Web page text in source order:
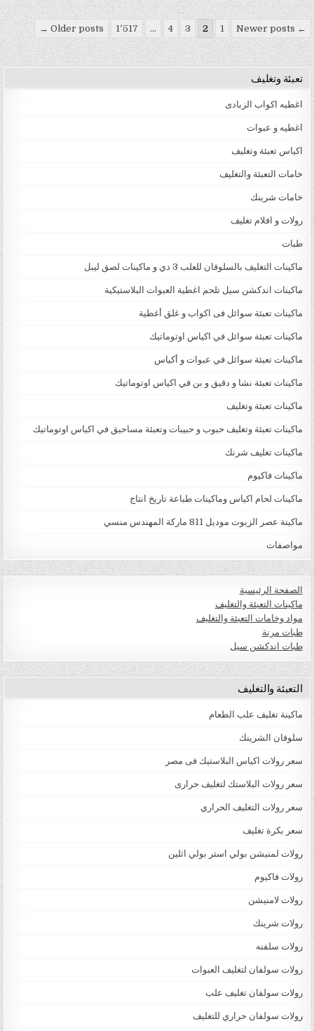
تعدد صفحات المقالات
← Newer posts
1
2
3
4
… 1٬517 Older posts →
تعبئة وتغليف
اغطيه اكواب الزبادى
اغطيه و عبوات
اكياس تعبئة وتغليف
خامات التعبئة والتغليف
خامات شرينك
رولات و افلام تغليف
طبات
ماكينات التغليف بالسلوفان للعلب 3 دي و ماكينات لصق ليبل
ماكينات اندكشن سيل تلحم اغطية العبوات البلاستيكية
ماكينات تعبئة سوائل فى اكواب و غلق أغطية
ماكينات تعبئة سوائل في اكياس اوتوماتيك
ماكينات تعبئة سوائل في عبوات و أكياس
ماكينات تعبئة نشا و دقيق و بن في اكياس اوتوماتيك
ماكينات تعبئة وتغليف
ماكينات تعبئة وتغليف حبوب و حبيبات وتعبئة مساحيق في اكياس اوتوماتيك
ماكينات تغليف شرنك
ماكينات فاكيوم
ماكينات لحام اكياس وماكينات طباعة تاريخ انتاج
ماكينة عصر الزيوت موديل 811 ماركة المهندس منسي
مواصفات
الصفحة الرئيسية
ماكينات التعبئة والتغليف
مواد وخامات التعبئة والتغليف
طبات مرنة
طبات اندكشن سيل
التعبئة والتغليف
ماكينة تغليف علب الطعام
سلوفان الشرينك
سعر رولات اكياس البلاستيك فى مصر
سعر رولات البلاستك لتغليف حرارى
سعر رولات التغليف الحراري
سعر بكرة تغليف
رولات لمنيشن بولي استر بولي اثلين
رولات فاكيوم
رولات لامنيشن
رولات شرينك
رولات سلفنه
رولات سولفان لتغليف العبوات
رولات سولفان تغليف علب
رولات سولفان حراري للتغليف